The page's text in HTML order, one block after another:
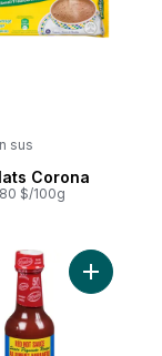
sus
Corona
$/100g
au panierAjouter